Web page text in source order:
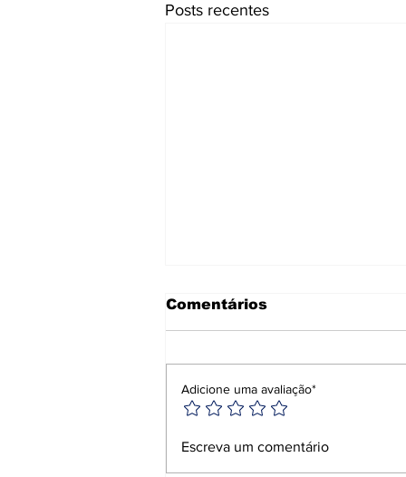
Posts recentes
Ciclone-bomba causa
Comentários
Adicione uma avaliação*
Escreva um comentário